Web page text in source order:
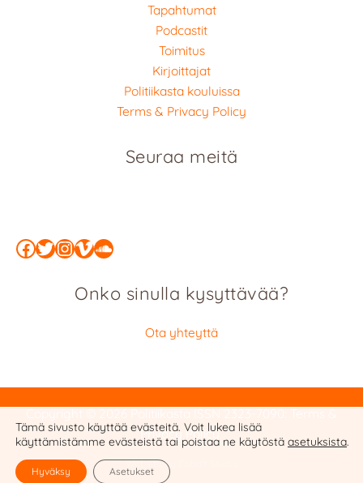
Tapahtumat
Podcastit
Toimitus
Kirjoittajat
Politiikasta kouluissa
Terms & Privacy Policy
Seuraa meitä
Facebook
Twitter
Instagram
Vimeo
SoundCloud
Onko sinulla kysyttävää?
Ota yhteyttä
Privacy Policy
Website by Cobalt Studio
Tämä sivusto käyttää evästeitä. Voit lukea lisää
käyttämistämme evästeistä tai poistaa ne käytöstä asetuksista.
Hyväksy Asetukset